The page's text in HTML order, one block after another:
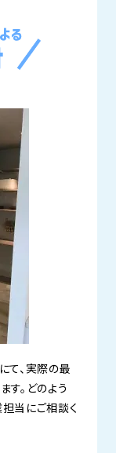
にて、実際の最
。どのよう
当にご相談く